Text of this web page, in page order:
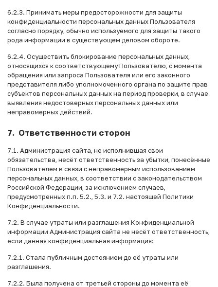
6.2.3. Принимать меры предосторожности для защиты
конфиденциальности персональных данных Пользователя
согласно порядку, обычно используемого для защиты такого
рода информации в существующем деловом обороте.
6.2.4. Осуществить блокирование персональных данных,
относящихся к соответствующему Пользователю, с момента
обращения или запроса Пользователя или его законного
представителя либо уполномоченного органа по защите прав
субъектов персональных данных на период проверки, в случае
выявления недостоверных персональных данных или
неправомерных действий.
7. Ответственности сторон
7.1. Администрация сайта, не исполнившая свои
обязательства, несёт ответственность за убытки, понесённые
Пользователем в связи с неправомерным использованием
персональных данных, в соответствии с законодательством
Российской Федерации, за исключением случаев,
предусмотренных п.п. 5.2., 5.3. и 7.2. настоящей Политики
Конфиденциальности.
7.2. В случае утраты или разглашения Конфиденциальной
информации Администрация сайта не несёт ответственность,
если данная конфиденциальная информация:
7.2.1. Стала публичным достоянием до её утраты или
разглашения.
7.2.2. Была получена от третьей стороны до момента её